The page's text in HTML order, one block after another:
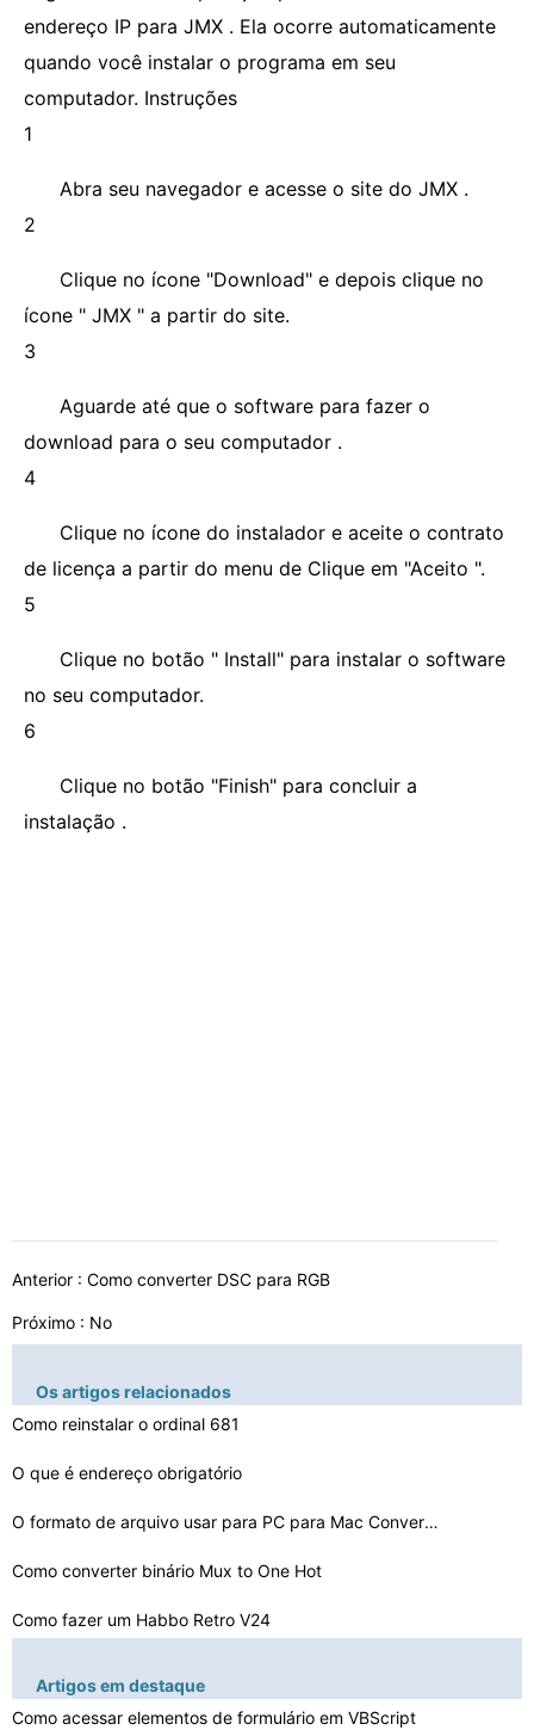
endereço IP para JMX . Ela ocorre automaticamente
quando você instalar o programa em seu
computador. Instruções
1
Abra seu navegador e acesse o site do JMX .
2
Clique no ícone "Download" e depois clique no
ícone " JMX " a partir do site.
3
Aguarde até que o software para fazer o
download para o seu computador .
4
Clique no ícone do instalador e aceite o contrato
de licença a partir do menu de Clique em "Aceito ".
5
Clique no botão " Install" para instalar o software
no seu computador.
6
Clique no botão "Finish" para concluir a
instalação .
Anterior : Como converter DSC para RGB
Próximo : No
Os artigos relacionados
Como reinstalar o ordinal 681
O que é endereço obrigatório
O formato de arquivo usar para PC para Mac Conversão
Como converter binário Mux to One Hot
Como fazer um Habbo Retro V24
Como converter arquivos para Gretsch
Artigos em destaque
Como acessar elementos de formulário em VBScript